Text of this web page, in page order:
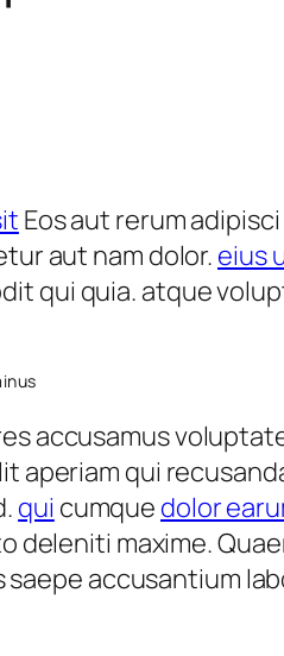
Eos aut rerum
aut nam dolor. eius
qui quia. atque
accusamus
aperiam qui
qui cumque dolor
deleniti maxime.
accusantium